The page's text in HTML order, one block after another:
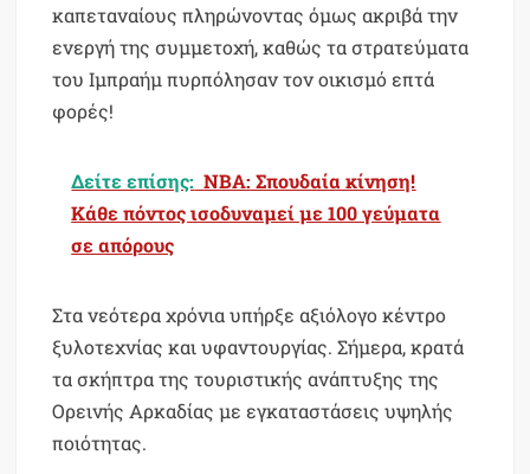
καπεταναίους πληρώνοντας όμως ακριβά την
ενεργή της συμμετοχή, καθώς τα στρατεύματα
του Ιμπραήμ πυρπόλησαν τον οικισμό επτά
φορές!
Δείτε επίσης: ΝΒΑ: Σπουδαία κίνηση!
Κάθε πόντος ισοδυναμεί με 100 γεύματα
σε απόρους
Στα νεότερα χρόνια υπήρξε αξιόλογο κέντρο
ξυλοτεχνίας και υφαντουργίας. Σήμερα, κρατά
τα σκήπτρα της τουριστικής ανάπτυξης της
Ορεινής Αρκαδίας με εγκαταστάσεις υψηλής
ποιότητας.